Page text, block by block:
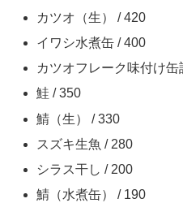
カツオ（生） / 420
イワシ水煮缶 / 400
カツオフレーク味付け缶
鮭 / 350
鯖（生） / 330
スズキ生魚 / 280
シラス干し / 200
鯖（水煮缶） / 190